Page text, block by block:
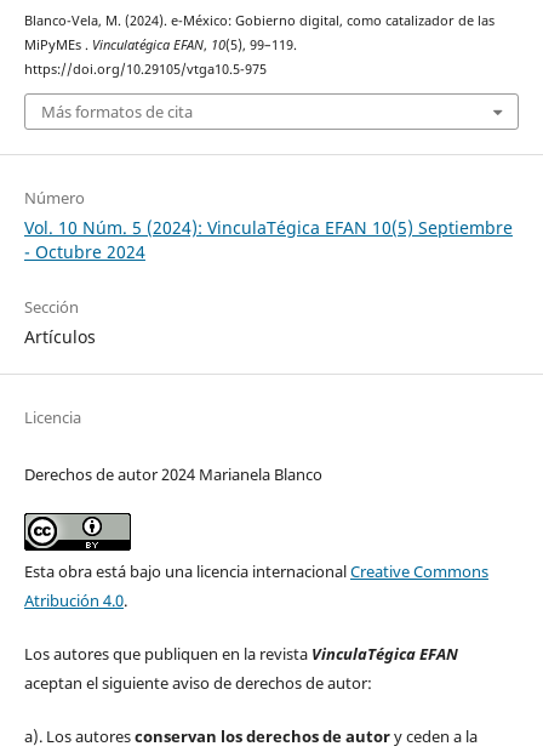
Blanco-Vela, M. (2024). e-México: Gobierno digital, como catalizador de las
MiPyMEs . Vinculatégica EFAN, 10(5), 99–119.
https://doi.org/10.29105/vtga10.5-975
Más formatos de cita
Número
Vol. 10 Núm. 5 (2024): VinculaTégica EFAN 10(5) Septiembre
- Octubre 2024
Sección
Artículos
Licencia
Derechos de autor 2024 Marianela Blanco
Esta obra está bajo una licencia internacionalCreative Commons
Atribución 4.0.
Los autores que publiquen en la revista VinculaTégica EFAN
aceptan el siguiente aviso de derechos de autor:
a). Los autoresconservan los derechos de autory ceden a la